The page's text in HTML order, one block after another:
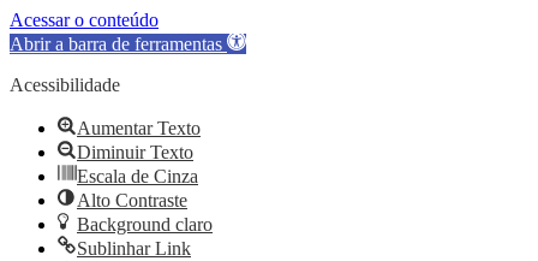
Acessar o conteúdo
Abrir a barra de ferramentas
Acessibilidade
Aumentar Texto
Diminuir Texto
Escala de Cinza
Alto Contraste
Background claro
Sublinhar Link